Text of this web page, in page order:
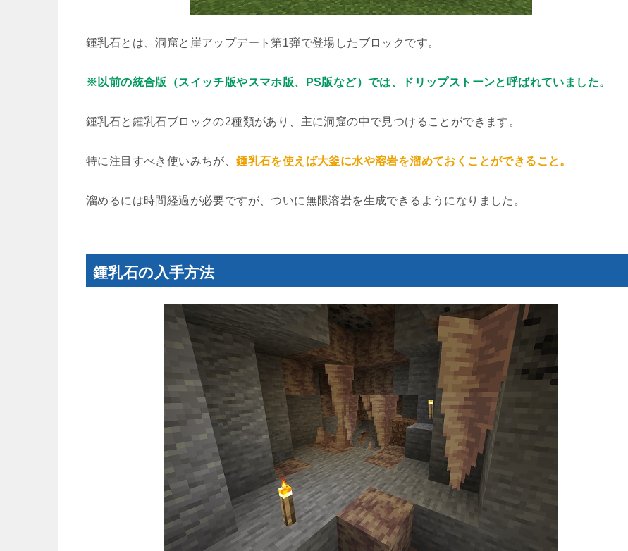
鍾乳石とは、洞窟と崖アップデート第1弾で登場したブロックです。
※以前の統合版（スイッチ版やスマホ版、PS版など）では、ドリップストーンと呼ばれていました。
鍾乳石と鍾乳石ブロックの2種類があり、主に洞窟の中で見つけることができます。
特に注目すべき使いみちが、鍾乳石を使えば大釜に水や溶岩を溜めておくことができること。
溜めるには時間経過が必要ですが、ついに無限溶岩を生成できるようになりました。
鍾乳石の入手方法